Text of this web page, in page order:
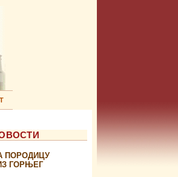
ПОРОДИЦУ
ГОРЊЕГ